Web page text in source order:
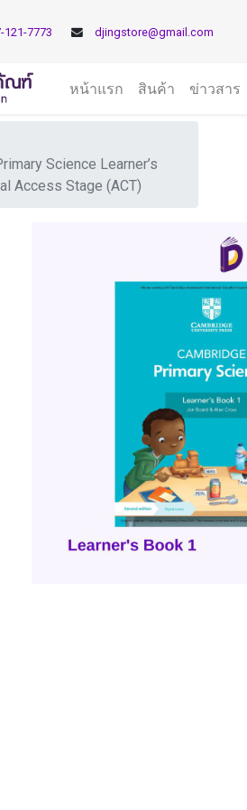
121-7773 djingstore@gmail.com
หน้าแรก สินค้า ข่าวสาร
Science Learner’s
Access Stage (ACT)